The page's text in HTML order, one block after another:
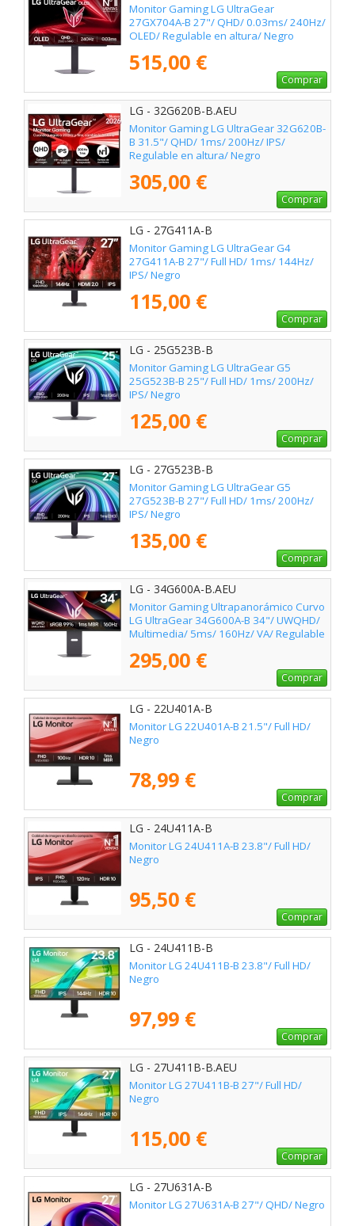
Monitor Gaming LG UltraGear
27GX704A-B 27"/ QHD/ 0.03ms/ 240Hz/
OLED/ Regulable en altura/ Negro
515,00 €
Comprar
LG - 32G620B-B.AEU
Monitor Gaming LG UltraGear 32G620B-
B 31.5"/ QHD/ 1ms/ 200Hz/ IPS/
Regulable en altura/ Negro
305,00 €
Comprar
LG - 27G411A-B
Monitor Gaming LG UltraGear G4
27G411A-B 27"/ Full HD/ 1ms/ 144Hz/
IPS/ Negro
115,00 €
Comprar
LG - 25G523B-B
Monitor Gaming LG UltraGear G5
25G523B-B 25"/ Full HD/ 1ms/ 200Hz/
IPS/ Negro
125,00 €
Comprar
LG - 27G523B-B
Monitor Gaming LG UltraGear G5
27G523B-B 27"/ Full HD/ 1ms/ 200Hz/
IPS/ Negro
135,00 €
Comprar
LG - 34G600A-B.AEU
Monitor Gaming Ultrapanorámico Curvo
LG UltraGear 34G600A-B 34"/ UWQHD/
Multimedia/ 5ms/ 160Hz/ VA/ Regulable
295,00 €
Comprar
LG - 22U401A-B
Monitor LG 22U401A-B 21.5"/ Full HD/
Negro
78,99 €
Comprar
LG - 24U411A-B
Monitor LG 24U411A-B 23.8"/ Full HD/
Negro
95,50 €
Comprar
LG - 24U411B-B
Monitor LG 24U411B-B 23.8"/ Full HD/
Negro
97,99 €
Comprar
LG - 27U411B-B.AEU
Monitor LG 27U411B-B 27"/ Full HD/
Negro
115,00 €
Comprar
LG - 27U631A-B
Monitor LG 27U631A-B 27"/ QHD/ Negro